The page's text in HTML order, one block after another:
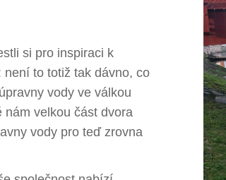
si pro inspiraci k
to totiž tak dávno, co
vody ve válkou
velkou část dvora
vody pro teď zrovna